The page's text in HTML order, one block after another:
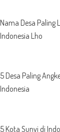
Nama Desa Paling
Indonesia Lho
5 Desa Paling
Indonesia
5 Kota Sunyi di